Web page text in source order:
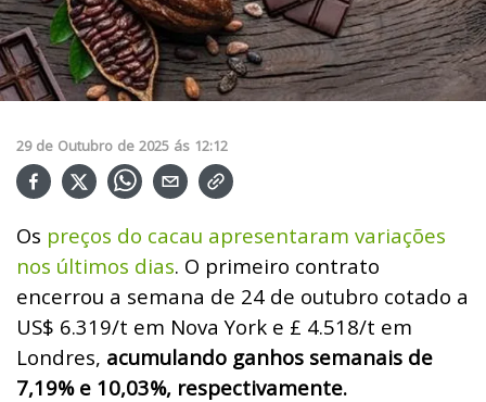
29 de Outubro de 2025 ás 12:12
Os preços do cacau apresentaram variações
nos últimos dias. O primeiro contrato
encerrou a semana de 24 de outubro cotado a
US$ 6.319/t em Nova York e £ 4.518/t em
Londres, acumulando ganhos semanais de
7,19% e 10,03%, respectivamente.